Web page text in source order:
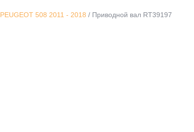
PEUGEOT 508 2011 - 2018 / Приводной вал RT39197